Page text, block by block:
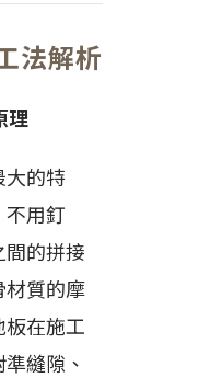
法解析
理
大的特
用釘
的拼接
材質的摩
在施工
縫隙、